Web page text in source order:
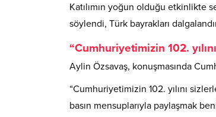
Katılımın yoğun olduğu etkinlikte
söylendi, Türk bayrakları
“Cumhuriyetimizin 102.
Aylin Özsavaş, konuşmasında
“Cumhuriyetimizin 102. yılını
basın mensuplarıyla paylaşmak